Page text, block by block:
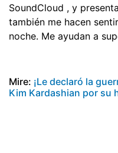
SoundCloud , y
también me hacen
noche. Me ayudan a
Mire: ¡Le declaró la
Kim Kardashian por su